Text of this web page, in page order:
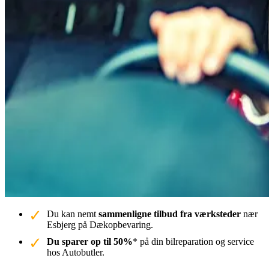
Du kan nemt sammenligne tilbud fra værksteder nær
Esbjerg på Dækopbevaring.
Du sparer op til 50%* på din bilreparation og service
hos Autobutler.